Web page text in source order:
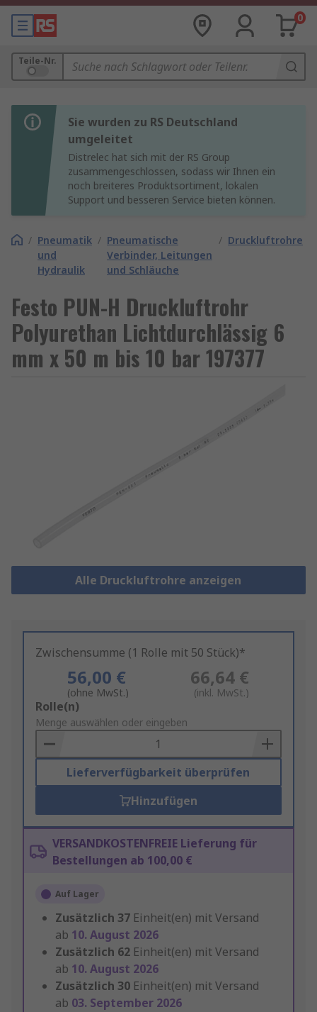
0
Teile-Nr.
Sie wurden zu RS Deutschland
umgeleitet
Distrelec hat sich mit der RS Group
zusammengeschlossen, sodass wir Ihnen ein
noch breiteres Produktsortiment, lokalen
Support und besseren Service bieten können.
/ Pneumatik
und
Hydraulik
/ Pneumatische
Verbinder, Leitungen
und Schläuche
/ Druckluftrohre
Festo PUN-H Druckluftrohr
Polyurethan Lichtdurchlässig 6
mm x 50 m bis 10 bar 197377
Alle Druckluftrohre anzeigen
Zwischensumme (1 Rolle mit 50 Stück)*
56,00 €
(ohne MwSt.)
66,64 €
(inkl. MwSt.)
Add
to
Basket
Rolle(n)
Menge auswählen oder eingeben
Lieferverfügbarkeit überprüfen
Hinzufügen
VERSANDKOSTENFREIE Lieferung für
Bestellungen ab 100,00 €
Auf Lager
Zusätzlich 37 Einheit(en) mit Versand
ab 10. August 2026
Zusätzlich 62 Einheit(en) mit Versand
ab 10. August 2026
Zusätzlich 30 Einheit(en) mit Versand
ab 03. September 2026